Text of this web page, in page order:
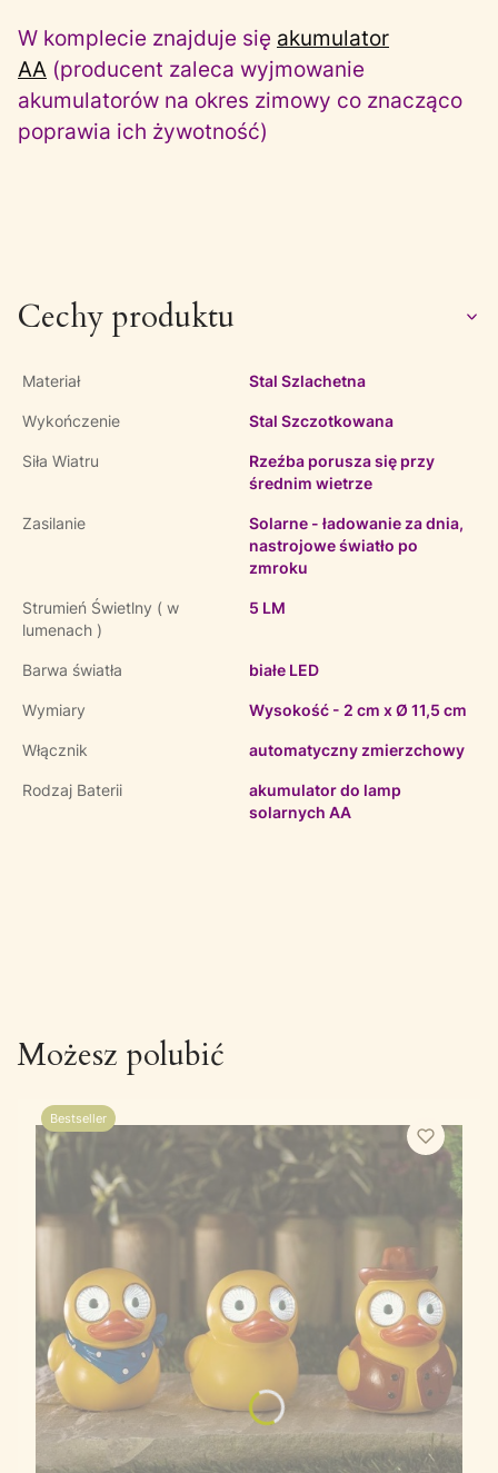
W komplecie znajduje się akumulator
AA (producent zaleca wyjmowanie
akumulatorów na okres zimowy co znacząco
poprawia ich żywotność)
Cechy produktu
Materiał Stal Szlachetna
Wykończenie Stal Szczotkowana
Siła Wiatru
Rzeźba porusza się przy
średnim wietrze
Zasilanie
Solarne - ładowanie za dnia,
nastrojowe światło po
zmroku
Strumień Świetlny ( w
lumenach )
5 LM
Barwa światła białe LED
Wymiary Wysokość - 2 cm x Ø 11,5 cm
Włącznik automatyczny zmierzchowy
Rodzaj Baterii
akumulator do lamp
solarnych AA
Możesz polubić
Bestseller